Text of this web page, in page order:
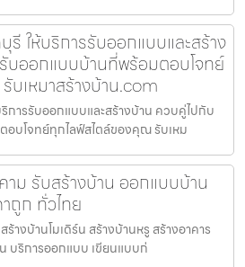
ให้บริการรับออกแบบและสร้าง
บออกแบบบ้านที่พร้อมตอบโจทย์
เหมาสร้างบ้าน.com
ารรับออกแบบและสร้างบ้าน ควบคู่ไปกับ
บโจทย์ทุกไลฟ์สไตล์ของคุณ รับเหม
าม รับสร้างบ้าน ออกแบบบ้าน
ถูก ทั่วไทย
างบ้านโมเดิร์น สร้างบ้านหรู สร้างอาคาร
บริการออกแบบ เขียนแบบก่